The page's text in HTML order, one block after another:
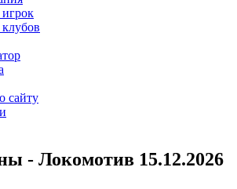
сайту
- Локомотив 15.12.2026